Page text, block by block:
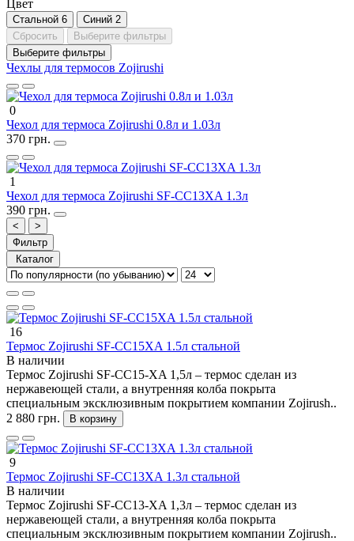
Цвет
Стальной 6 Синий 2
Сбросить
Выберите фильтры
Выберите фильтры
Чехлы для термосов Zojirushi
0
Чехол для термоса Zojirushi 0.8л и 1.03л
370 грн.
1
Чехол для термоса Zojirushi SF-CС13XA 1.3л
390 грн.
<
>
Фильтр
Каталог
16
Термос Zojirushi SF-CС15XA 1.5л стальной
В наличии
Термос Zojirushi SF-CC15-XA 1,5л – термос сделан из
нержавеющей стали, а внутренняя колба покрыта
специальным эксклюзивным покрытием компании Zojirush..
2 880 грн.
В корзину
9
Термос Zojirushi SF-CС13ХA 1.3л стальной
В наличии
Термос Zojirushi SF-CC13-XA 1,3л – термос сделан из
нержавеющей стали, а внутренняя колба покрыта
специальным эксклюзивным покрытием компании Zojirush..